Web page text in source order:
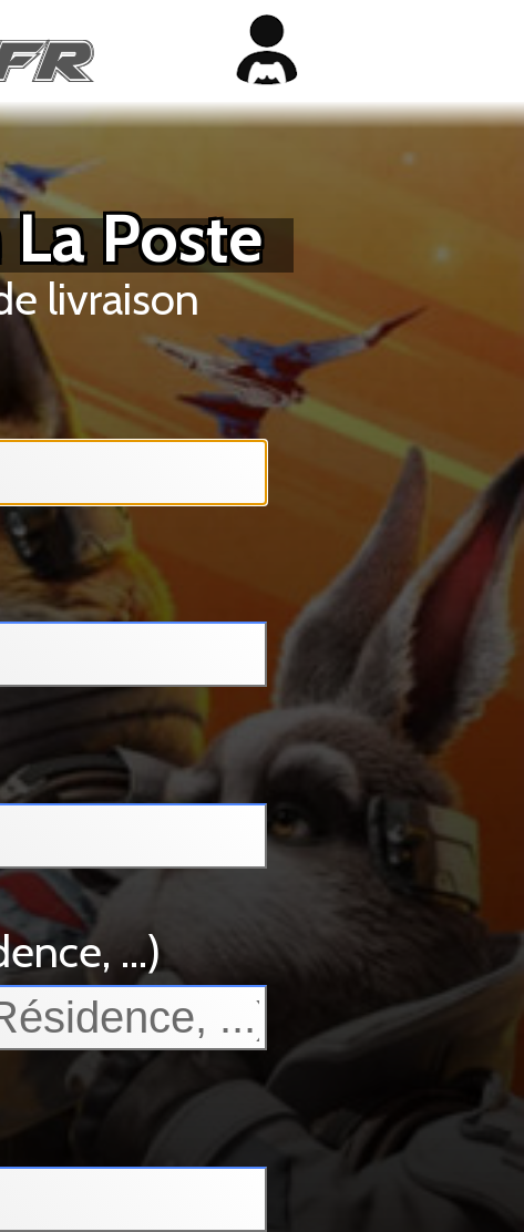
La Poste
livraison
...)